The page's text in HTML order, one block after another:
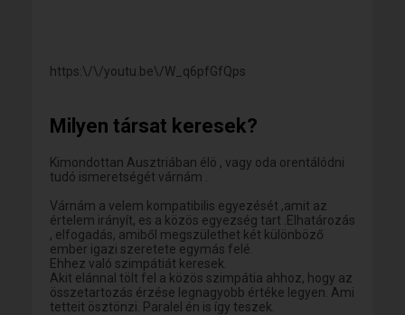
https:\/\/youtu.be\/W_q6pfGfQps
Milyen társat keresek?
Kimondottan Ausztriában élö , vagy oda orentálódni
tudó ismeretségét várnám .
Várnám a velem kompatibilis egyezését ,amit az
értelem irányít, es a közös egyezség tart .Elhatározás
, elfogadás, amiből megszülethet két különböző
ember igazi szeretete egymás felé.
Ehhez való szimpátiát keresek.
Akit elánnal tölt fel a közös szimpátia ahhoz, hogy az
összetartozás érzése legnagyobb értéke legyen. Ami
tetteit ösztönzi. Paralel én is így teszek.